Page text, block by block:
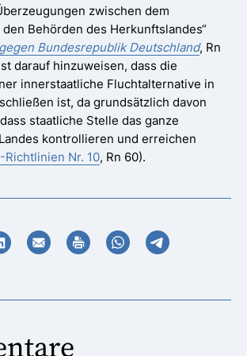
zwischen dem
Behörden des Herkunftslandes“
Bundesrepublik Deutschland, Rn
darauf hinzuweisen, dass die
innerstaatliche Fluchtalternative in
ist, da grundsätzlich davon
staatliche Stelle das ganze
kontrollieren und erreichen
Richtlinien Nr. 10, Rn 60).